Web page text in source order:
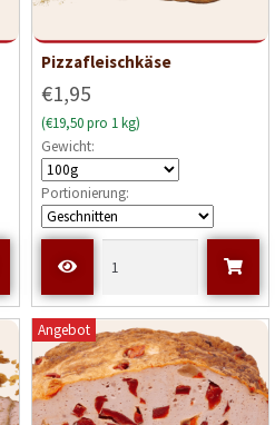
Pizzafleischkäse
€1,95
(€19,50 pro 1 kg)
Gewicht:
Portionierung:
Angebot